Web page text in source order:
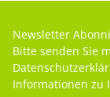
Newsletter
Bitte senden Sie
Informationen zu